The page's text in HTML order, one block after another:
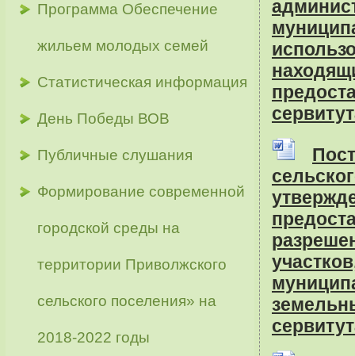
Программа Обеспечение
жильем молодых семей
Статистическая информация
День Победы ВОВ
Публичные слушания
Формирование современной
городской среды на
территории Приволжского
сельского поселения» на
2018-2022 годы